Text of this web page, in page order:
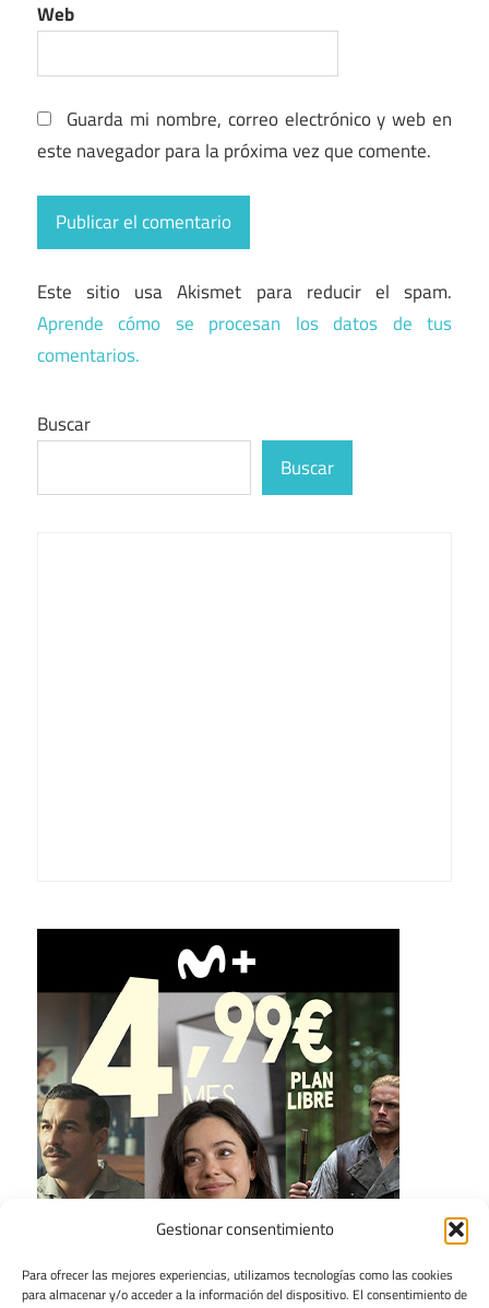
Gestionar consentimiento
Para ofrecer las mejores experiencias, utilizamos tecnologías como las cookies
para almacenar y/o acceder a la información del dispositivo. El consentimiento de
Web
Guarda mi nombre, correo electrónico y web en
este navegador para la próxima vez que comente.
Este sitio usa Akismet para reducir el spam.
Aprende cómo se procesan los datos de tus
comentarios.
Buscar
Buscar